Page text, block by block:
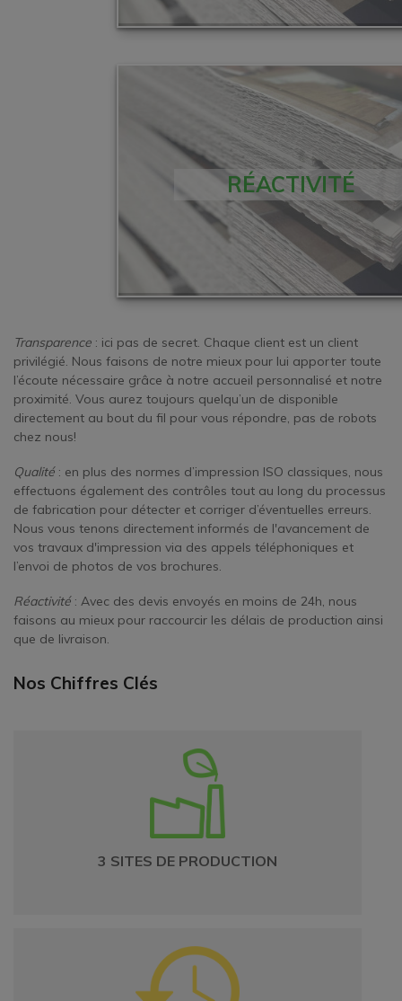
RÉACTIVITÉ
Transparence : ici pas de secret. Chaque client est un client
privilégié. Nous faisons de notre mieux pour lui apporter toute
l’écoute nécessaire grâce à notre accueil personnalisé et notre
proximité. Vous aurez toujours quelqu’un de disponible
directement au bout du fil pour vous répondre, pas de robots
chez nous!
Qualité: en plus des normes d’impression ISO classiques, nous
effectuons également des contrôles tout au long du processus
de fabrication pour détecter et corriger d’éventuelles erreurs.
Nous vous tenons directement informés de l'avancement de
vos travaux d'impression via des appels téléphoniques et
l’envoi de photos de vos brochures.
Réactivité: Avec des devis envoyés en moins de 24h, nous
faisons au mieux pour raccourcir les délais de production ainsi
que de livraison.
Nos Chiffres Clés
3 SITES DE PRODUCTION